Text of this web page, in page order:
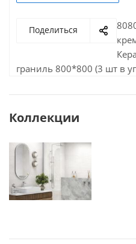
Поделиться
граниль 800*800 (3 шт в
Коллекции